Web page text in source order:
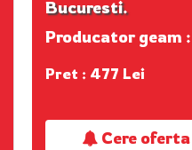
Bucuresti.
Producator geam :
Pret : 477 Lei
Cere